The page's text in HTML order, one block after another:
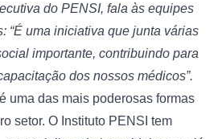
do PENSI, fala às equipes
“É uma iniciativa que junta várias
importante, contribuindo para
dos nossos médicos”.
uma das mais poderosas formas
setor. O Instituto PENSI tem